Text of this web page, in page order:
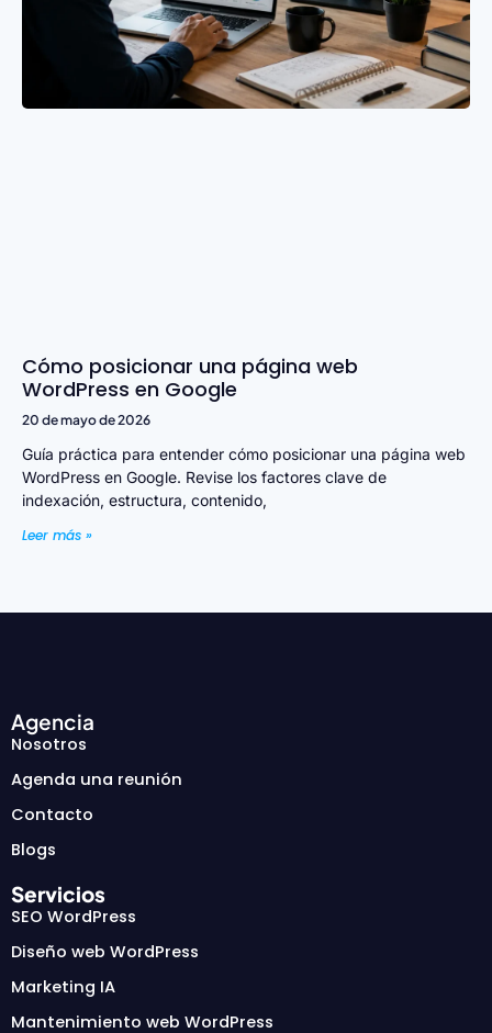
Cómo posicionar una página web
WordPress en Google
20 de mayo de 2026
Guía práctica para entender cómo posicionar una página web
WordPress en Google. Revise los factores clave de
indexación, estructura, contenido,
Leer más »
Agencia
Nosotros
Agenda una reunión
Contacto
Blogs
Servicios
SEO WordPress
Diseño web WordPress
Marketing IA
Mantenimiento web WordPress